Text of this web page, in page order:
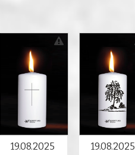
19.08.2025 19.08.2025